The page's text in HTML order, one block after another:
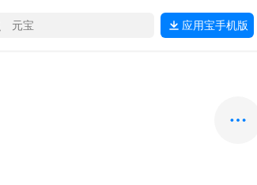
应用宝手机版